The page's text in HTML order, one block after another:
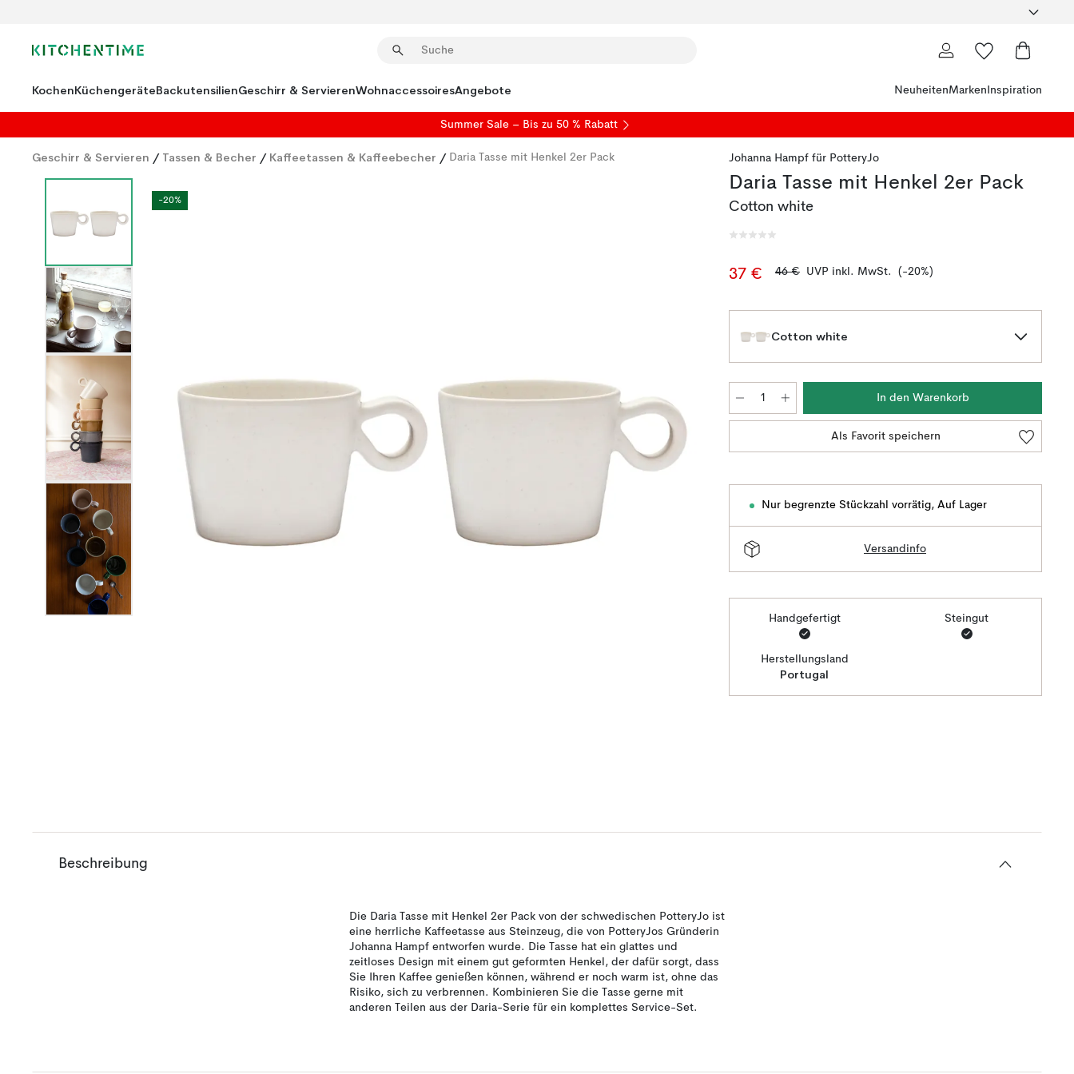
KochenKüchengeräteBackutensilienGeschirr & ServierenWohnaccessoiresAngebote NeuheitenMarken Inspiration
Summer Sale – Bis zu 50 % Rabatt
Geschirr & Servieren / Tassen & Becher / Kaffeetassen & Kaffeebecher / Daria Tasse mit Henkel 2er Pack
-20%
Johanna Hampf für PotteryJo
Daria Tasse mit Henkel 2er Pack
Cotton white
37 € 46 € UVP inkl. MwSt. (-20%)
Cotton white
In den Warenkorb
Als Favorit speichern
Nur begrenzte Stückzahl vorrätig, Auf Lager
Versandinfo
Handgefertigt Steingut
Herstellungsland
Portugal
Beschreibung
Die Daria Tasse mit Henkel 2er Pack von der schwedischen PotteryJo ist
eine herrliche Kaffeetasse aus Steinzeug, die von PotteryJos Gründerin
Johanna Hampf entworfen wurde. Die Tasse hat ein glattes und
zeitloses Design mit einem gut geformten Henkel, der dafür sorgt, dass
Sie Ihren Kaffee genießen können, während er noch warm ist, ohne das
Risiko, sich zu verbrennen. Kombinieren Sie die Tasse gerne mit
anderen Teilen aus der Daria-Serie für ein komplettes Service-Set.